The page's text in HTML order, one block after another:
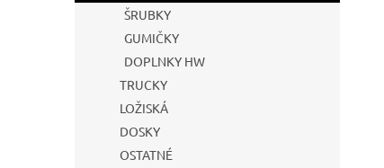
ŠRUBKY
GUMIČKY
DOPLNKY HW
TRUCKY
LOŽISKÁ
DOSKY
OSTATNÉ